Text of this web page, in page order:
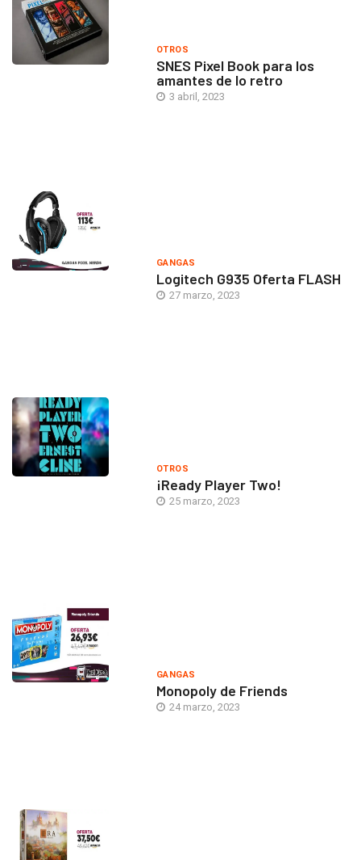
OTROS
SNES Pixel Book para los
amantes de lo retro
3 abril, 2023
GANGAS
Logitech G935 Oferta FLASH
27 marzo, 2023
OTROS
¡Ready Player Two!
25 marzo, 2023
GANGAS
Monopoly de Friends
24 marzo, 2023